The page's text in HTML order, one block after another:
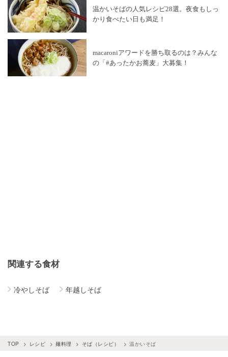
温かいそばの人気レシピ28選。夜食もしっ
かり食べたい日も満足！
macaroniアワードを勝ち取るのは？みんな
の「#あったかお蕎麦」大募集！
関連する食材
冷やしそば 年越しそば
TOP レシピ 麺料理 そば（レシピ） 温かいそば